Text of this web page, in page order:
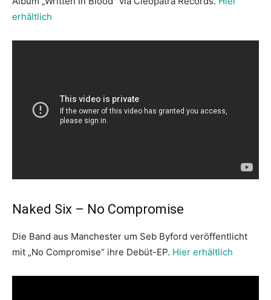
erhältlich
Naked Six – No Compromise
Die Band aus Manchester um Seb Byford veröffentlicht
mit „No Compromise“ ihre Debüt-EP. Hier erhältlich